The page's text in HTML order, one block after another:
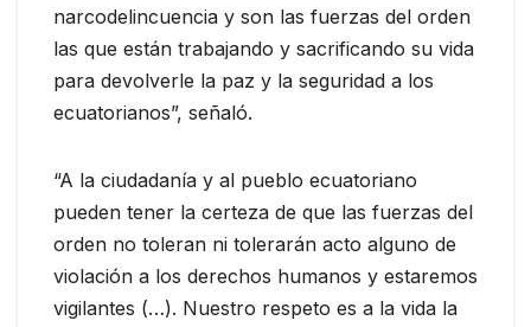
narcodelincuencia y son las fuerzas del orden
las que están trabajando y sacrificando su vida
para devolverle la paz y la seguridad a los
ecuatorianos”, señaló.
“A la ciudadanía y al pueblo ecuatoriano
pueden tener la certeza de que las fuerzas del
orden no toleran ni tolerarán acto alguno de
violación a los derechos humanos y estaremos
vigilantes (…). Nuestro respeto es a la vida la